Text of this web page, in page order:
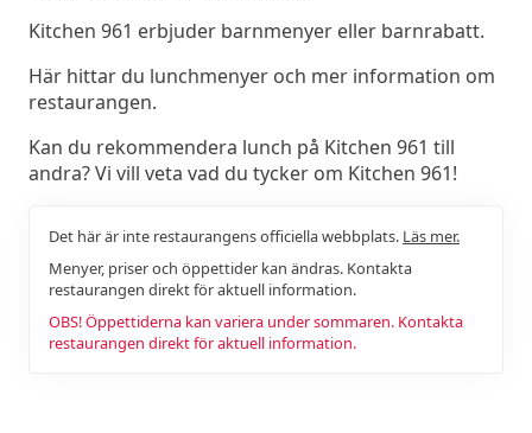
Kitchen 961 erbjuder barnmenyer eller barnrabatt.
Här hittar du lunchmenyer och mer information om
restaurangen.
Kan du rekommendera lunch på Kitchen 961 till
andra? Vi vill veta vad du tycker om Kitchen 961!
Det här är inte restaurangens officiella webbplats. Läs mer.
Menyer, priser och öppettider kan ändras. Kontakta
restaurangen direkt för aktuell information.
OBS! Öppettiderna kan variera under sommaren. Kontakta
restaurangen direkt för aktuell information.